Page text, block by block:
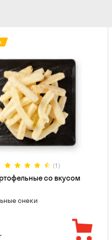
(1)
со вкусом
снеки